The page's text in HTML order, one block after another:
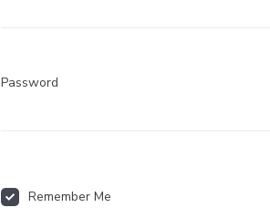
Password
Remember Me